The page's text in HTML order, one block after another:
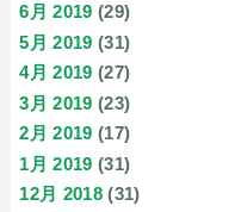
6月 2019 (29)
5月 2019 (31)
4月 2019 (27)
3月 2019 (23)
2月 2019 (17)
1月 2019 (31)
12月 2018 (31)